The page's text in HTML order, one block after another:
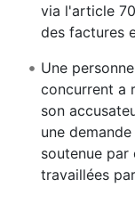
via l'article
des factures
Une
concurrent a
son
une
soutenue par
travaillées